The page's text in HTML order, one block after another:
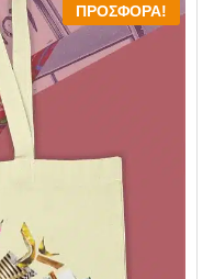
ΠΡΟΣΦΟΡΆ!